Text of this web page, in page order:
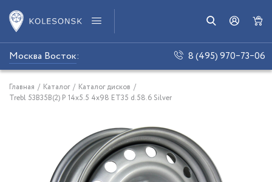
Москва Восток: 8 (495) 970‒73‒06
Главная / Каталог / Каталог дисков /
Trebl 53B35B(2) P 14x5.5 4x98 ET35 d.58.6 Silver